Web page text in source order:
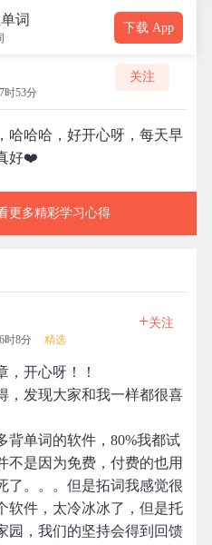
词 下载 App
时53分
关注
哈哈哈，好开心呀，每天早
好❤️
更多精彩学习心得
时8分 精选
+关注
，开心呀！！
，发现大家和我一样都很喜
单词的软件，80%我都试
不是因为免费，付费的也用
了。。。但是拓词我感觉很
软件，太冷冰冰了，但是托
园，我们的坚持会得到回馈